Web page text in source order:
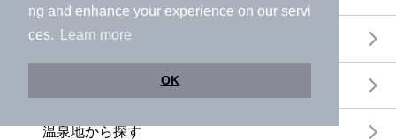
ng and enhance your experience on our servi
ces.
Learn more
OK
地図から探す
温泉地から探す